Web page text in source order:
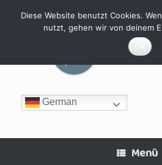
German
Menü
Diese Website benutzt Cookies.
nutzt, gehen wir von deinem